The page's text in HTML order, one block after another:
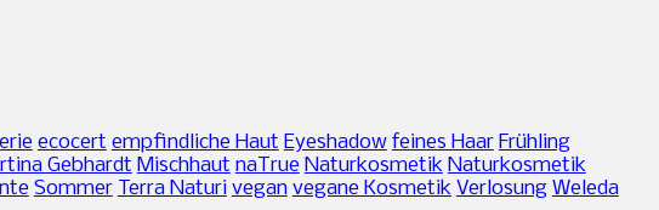
ecocert empfindliche Haut Eyeshadow feines Haar Frühling
Gebhardt Mischhaut naTrue Naturkosmetik Naturkosmetik
Sommer Terra Naturi vegan vegane Kosmetik Verlosung Weleda